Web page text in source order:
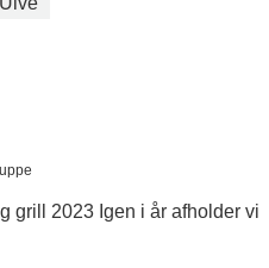
grill 2023 Igen i år afholder vi